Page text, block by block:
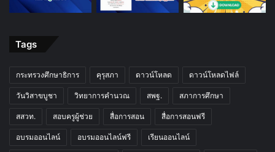
Tags
กระทรวงศึกษาธิการ คุรุสภา ดาวน์โหลด ดาวน์โหลดไฟล์
วันวิสาขบูชา วิทยาการคำนวณ สพฐ. สภาการศึกษา
สสวท. สอบครูผู้ช่วย สื่อการสอน สื่อการสอนฟรี
อบรมออนไลน์ อบรมออนไลน์ฟรี เรียนออนไลน์